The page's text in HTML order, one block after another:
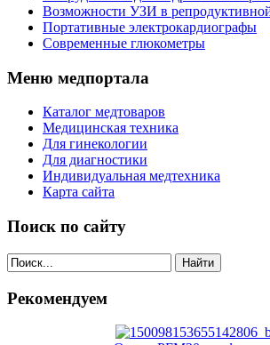
Возможности УЗИ в
Портативные электрокардиографы
Современные глюкометры
Меню медпортала
Каталог медтоваров
Медицинская техника
Для гинекологии
Для диагностики
Индивидуальная медтехника
Карта сайта
Поиск по сайту
Найти
Рекомендуем